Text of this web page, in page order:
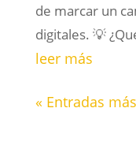
de marcar un
digitales. 💡
leer más
« Entradas